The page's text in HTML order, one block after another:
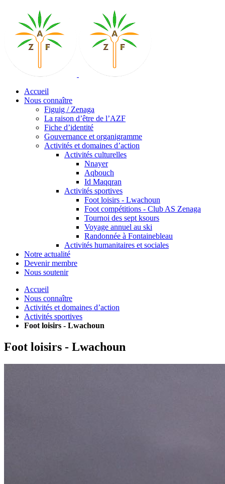
Accueil
Nous connaître
Figuig / Zenaga
La raison d’être de l’AZF
Fiche d’identité
Gouvernance et organigramme
Activités et domaines d’action
Activités culturelles
Nnayer
Aqbouch
Id Maqqran
Activités sportives
Foot loisirs - Lwachoun
Foot compétitions - Club AS Zenaga
Tournoi des sept ksours
Voyage annuel au ski
Randonnée à Fontainebleau
Activités humanitaires et sociales
Notre actualité
Devenir membre
Nous soutenir
Accueil
Nous connaître
Activités et domaines d’action
Activités sportives
Foot loisirs - Lwachoun
Foot loisirs - Lwachoun